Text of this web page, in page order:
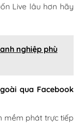
Live lâu hơn hãy
nghiệp phù
qua Facebook
mềm phát trực tiếp